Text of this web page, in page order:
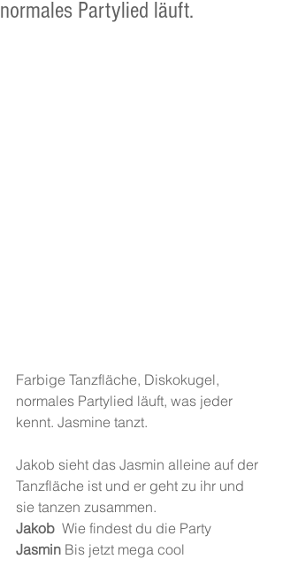
normales Partylied läuft.
Farbige Tanzfläche, Diskokugel,
normales Partylied läuft, was jeder
kennt. Jasmine tanzt.
Jakob sieht das Jasmin alleine auf der
Tanzfläche ist und er geht zu ihr und
sie tanzen zusammen.
Jakob
  Wie findest du die Party
Jasmin Bis jetzt mega cool